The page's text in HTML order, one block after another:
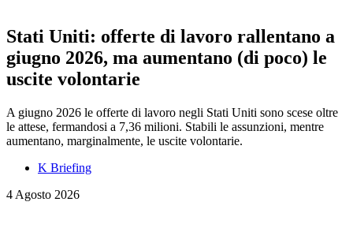
Stati Uniti: offerte di lavoro rallentano a
giugno 2026, ma aumentano (di poco) le
uscite volontarie
A giugno 2026 le offerte di lavoro negli Stati Uniti sono scese oltre
le attese, fermandosi a 7,36 milioni. Stabili le assunzioni, mentre
aumentano, marginalmente, le uscite volontarie.
K Briefing
4 Agosto 2026